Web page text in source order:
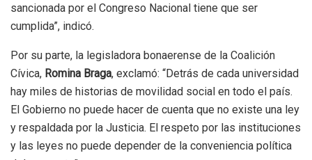
sancionada por el Congreso Nacional tiene que ser
cumplida”, indicó.
Por su parte, la legisladora bonaerense de la Coalición
Cívica, Romina Braga, exclamó: “Detrás de cada universidad
hay miles de historias de movilidad social en todo el país.
El Gobierno no puede hacer de cuenta que no existe una ley
y respaldada por la Justicia. El respeto por las instituciones
y las leyes no puede depender de la conveniencia política